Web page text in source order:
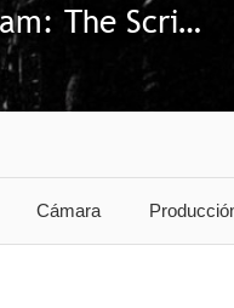
In Memoriam: The Script of a Recorder
Cámara